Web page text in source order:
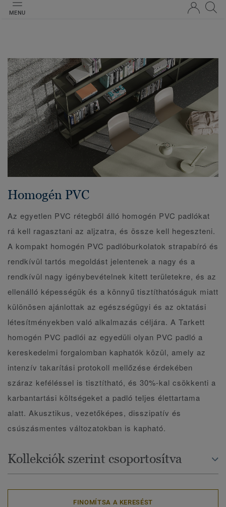
MENU
Homogén PVC
Az egyetlen PVC rétegből álló homogén PVC padlókat
rá kell ragasztani az aljzatra, és össze kell hegeszteni.
A kompakt homogén PVC padlóburkolatok strapabíró és
rendkívül tartós megoldást jelentenek a nagy és a
rendkívül nagy igénybevételnek kitett területekre, és az
ellenálló képességük és a könnyű tisztíthatóságuk miatt
különösen ajánlottak az egészségügyi és az oktatási
létesítményekben való alkalmazás céljára. A Tarkett
homogén PVC padlói az egyedüli olyan PVC padló a
kereskedelmi forgalomban kaphatók közül, amely az
intenzív takarítási protokoll mellőzése érdekében
száraz keféléssel is tisztítható, és 30%-kal csökkenti a
karbantartási költségeket a padló teljes élettartama
alatt. Akusztikus, vezetőképes, disszipatív és
csúszásmentes változatokban is kapható.
Kollekciók szerint csoportosítva
FINOMÍTSA A KERESÉST